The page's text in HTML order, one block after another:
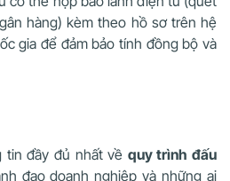
hàng) kèm theo hồ sơ trên hệ
gia để đảm bảo tính đồng bộ và
tin đầy đủ nhất về quy trình đấu
đạo doanh nghiệp và những ai